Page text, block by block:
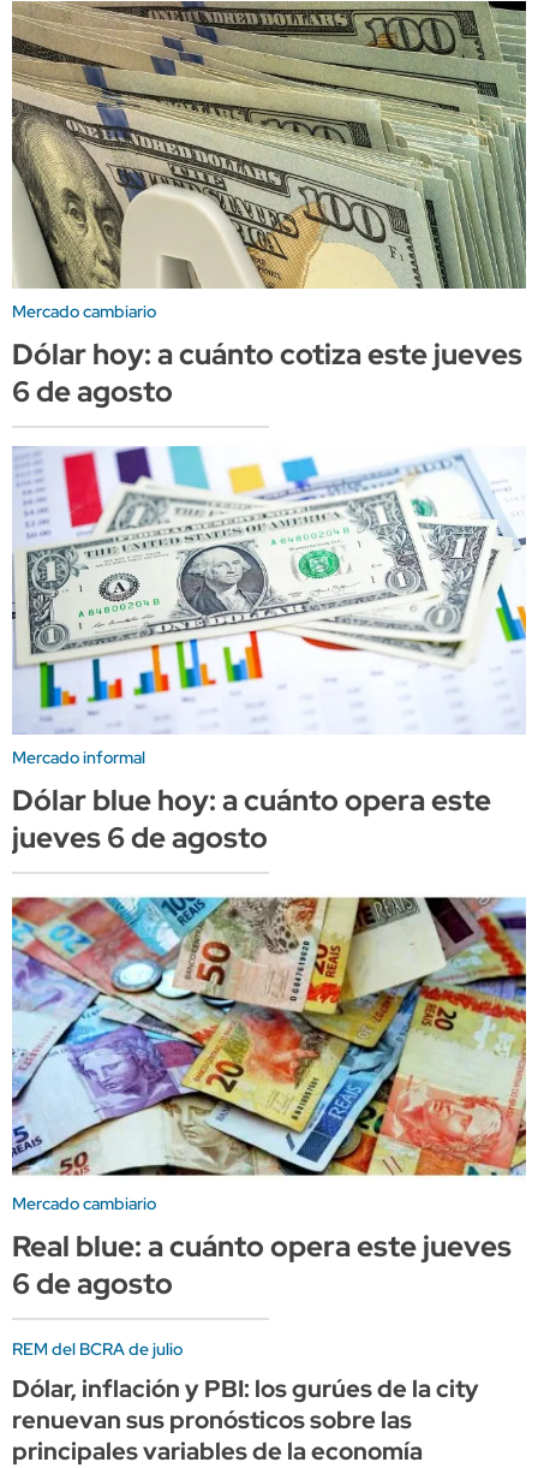
Mercado cambiario
Dólar hoy: a cuánto cotiza este jueves
6 de agosto
Mercado informal
Dólar blue hoy: a cuánto opera este
jueves 6 de agosto
Mercado cambiario
Real blue: a cuánto opera este jueves
6 de agosto
REM del BCRA de julio
Dólar, inflación y PBI: los gurúes de la city
renuevan sus pronósticos sobre las
principales variables de la economía